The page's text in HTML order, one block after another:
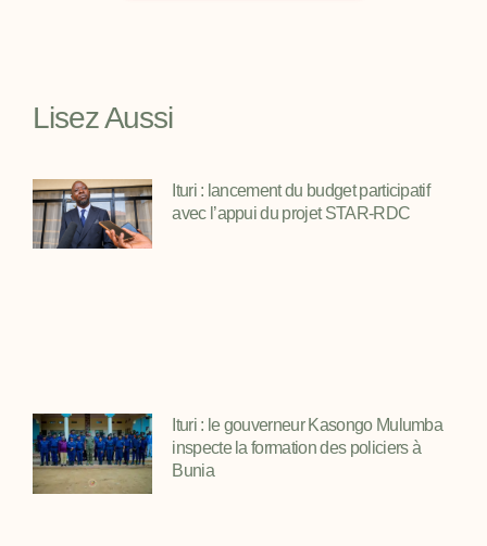
Lisez Aussi
Ituri : lancement du budget participatif
avec l’appui du projet STAR-RDC
Ituri : le gouverneur Kasongo Mulumba
inspecte la formation des policiers à
Bunia